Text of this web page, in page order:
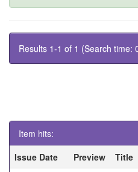
Results 1-1 of 1 (Search time:
Item hits:
Issue Date
Preview Title